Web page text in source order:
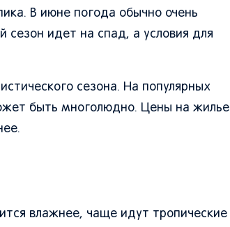
В июне погода обычно очень
сезон идет на спад, а условия для
сезона. На популярных
быть многолюдно. Цены на жилье
влажнее, чаще идут тропические